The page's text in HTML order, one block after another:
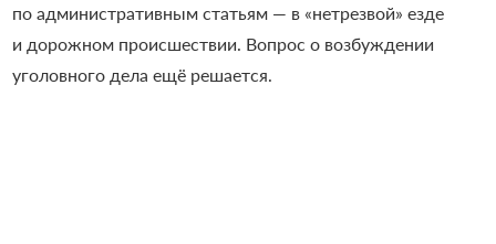
по административным статьям — в «нетрезвой» езде
и дорожном происшествии. Вопрос о возбуждении
уголовного дела ещё решается.